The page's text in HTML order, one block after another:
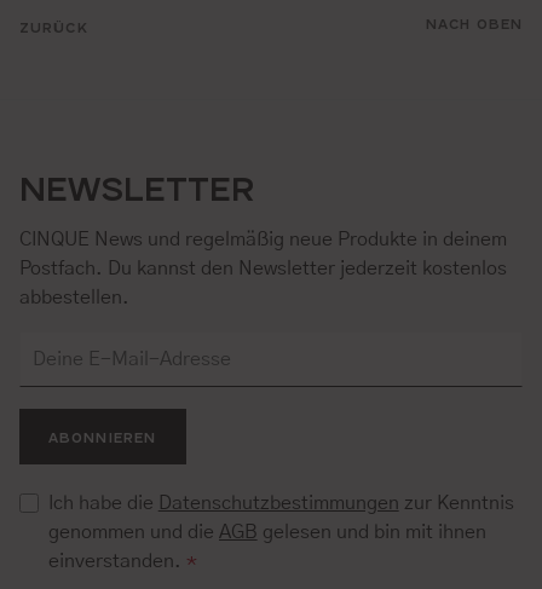
ZURÜCK NACH OBEN
NEWSLETTER
CINQUE News und regelmäßig neue Produkte in deinem
Postfach. Du kannst den Newsletter jederzeit kostenlos
abbestellen.
ABONNIEREN
Ich habe die Datenschutzbestimmungen zur Kenntnis
genommen und die AGB gelesen und bin mit ihnen
einverstanden. *